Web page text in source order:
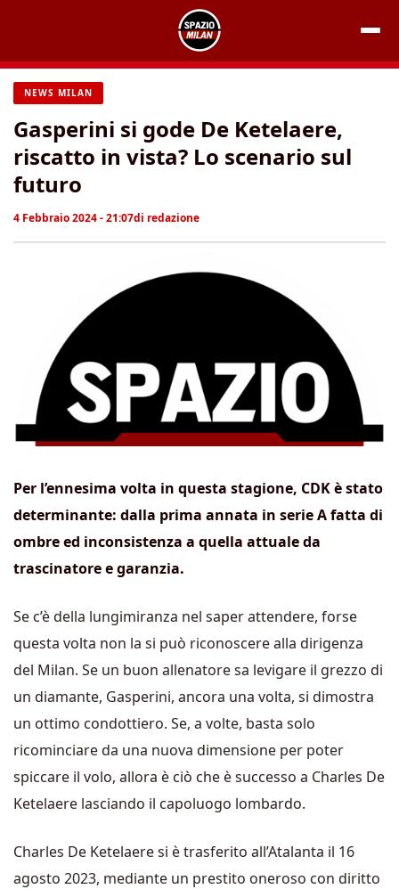
contenuto
NEWS MILAN
Gasperini si gode De Ketelaere,
riscatto in vista? Lo scenario sul
futuro
4 Febbraio 2024 - 21:07di redazione
Per l’ennesima volta in questa stagione, CDK è stato
determinante: dalla prima annata in serie A fatta di
ombre ed inconsistenza a quella attuale da
trascinatore e garanzia.
Se c’è della lungimiranza nel saper attendere, forse
questa volta non la si può riconoscere alla dirigenza
del Milan. Se un buon allenatore sa levigare il grezzo di
un diamante, Gasperini, ancora una volta, si dimostra
un ottimo condottiero. Se, a volte, basta solo
ricominciare da una nuova dimensione per poter
spiccare il volo, allora è ciò che è successo a Charles De
Ketelaere lasciando il capoluogo lombardo.
Charles De Ketelaere si è trasferito all’Atalanta il 16
agosto 2023, mediante un prestito oneroso con diritto